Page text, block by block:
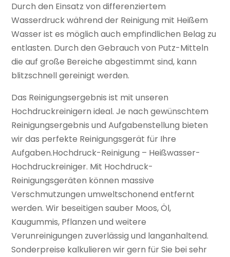
Durch den Einsatz von differenziertem
Wasserdruck während der Reinigung mit Heißem
Wasser ist es möglich auch empfindlichen Belag zu
entlasten. Durch den Gebrauch von Putz-Mitteln
die auf große Bereiche abgestimmt sind, kann
blitzschnell gereinigt werden.
Das Reinigungsergebnis ist mit unseren
Hochdruckreinigern ideal. Je nach gewünschtem
Reinigungsergebnis und Aufgabenstellung bieten
wir das perfekte Reinigungsgerät für Ihre
Aufgaben.Hochdruck-Reinigung – Heißwasser-
Hochdruckreiniger. Mit Hochdruck-
Reinigungsgeräten können massive
Verschmutzungen umweltschonend entfernt
werden. Wir beseitigen sauber Moos, Öl,
Kaugummis, Pflanzen und weitere
Verunreinigungen zuverlässig und langanhaltend.
Sonderpreise kalkulieren wir gern für Sie bei sehr